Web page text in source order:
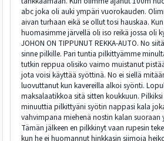
abc joka oli auki ympäri vuorokauden.
aivan turhaan eikä se ollut tosi hauskaa.
huomasimme järvellä oli iso reikä jossa oli
JOHON ON TIPPUNUT REKKA-AUTO. No
sinne pilkille. Pari tuntia pilkittyämme
tutkin reppua olisiko vaimo muistanut
jota voisi käyttää syöttinä. No ei siellä
luovuttanut kun kavereilla alkoi syönti.
maksalaatikkoa sitä sitten koukkuun.
minuuttia pilkittyäni syötin nappasi kala
vahvimpana miehenä nostin kalan suoraan
Tämän jälkeen en pilkkinyt vaan rupesin
kun he ei huomannut hinkkasin siimoja